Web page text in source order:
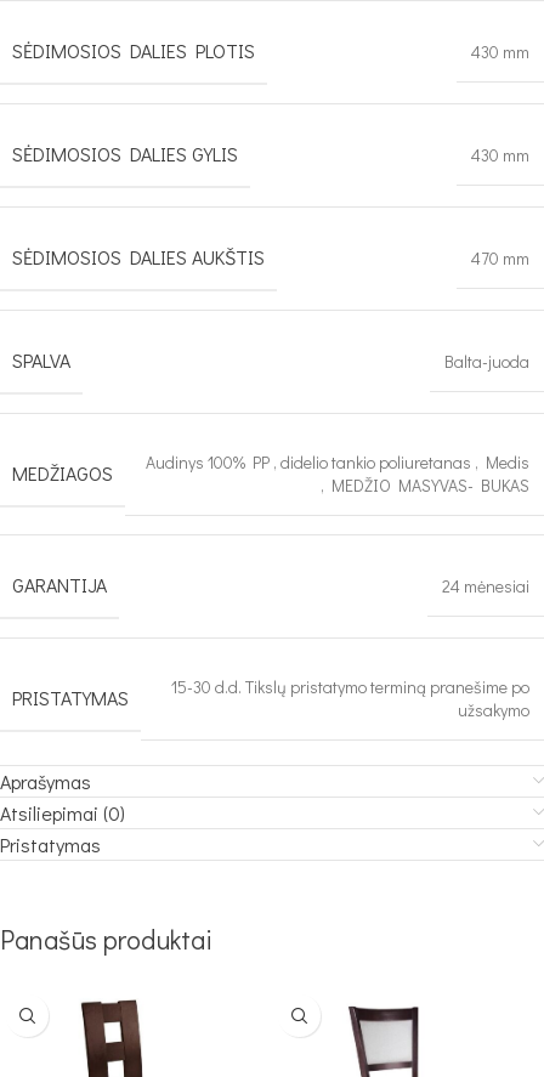
SĖDIMOSIOS DALIES PLOTIS 430 mm
SĖDIMOSIOS DALIES GYLIS 430 mm
SĖDIMOSIOS DALIES AUKŠTIS 470 mm
SPALVA Balta-juoda
MEDŽIAGOS Audinys 100% PP , didelio tankio poliuretanas , Medis
, MEDŽIO MASYVAS- BUKAS
GARANTIJA 24 mėnesiai
PRISTATYMAS
15-30 d.d. Tikslų pristatymo terminą pranešime po
užsakymo
Aprašymas
Atsiliepimai (0)
Pristatymas
Panašūs produktai